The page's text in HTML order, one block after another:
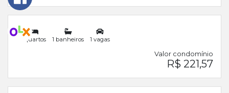
quartos 1 banheiros 1 vagas
Valor condomínio
R$ 221,57